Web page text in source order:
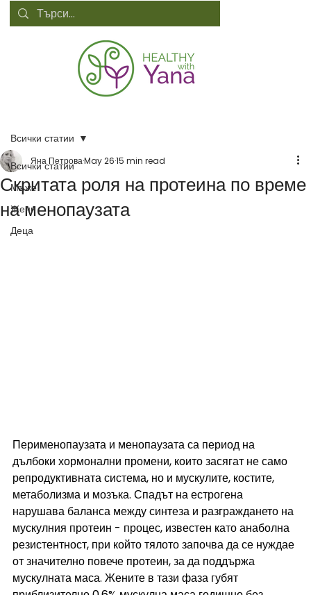
Всички статии
Мъже
Жени
Деца
Всички статии
Скритата роля на протеина по време
на менопаузата
Яна ПетроваMay 2615 min read
Перименопаузата и менопаузата са период на
дълбоки хормонални промени, които засягат не само
репродуктивната система, но и мускулите, костите,
метаболизма и мозъка. Спадът на естрогена
нарушава баланса между синтеза и разграждането на
мускулния протеин - процес, известен като анаболна
резистентност, при който тялото започва да се нуждае
от значително повече протеин, за да поддържа
мускулната маса. Жените в тази фаза губят